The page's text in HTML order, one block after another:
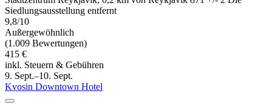
Siedlungsausstellung entfernt
9,8/10
Außergewöhnlich
(1.009 Bewertungen)
415 €
inkl. Steuern & Gebühren
9. Sept.–10. Sept.
Kvosin Downtown Hotel